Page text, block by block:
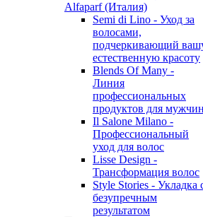
Alfaparf (Италия)
Semi di Lino - Уход за
волосами,
подчеркивающий
естественную красоту
Blends Of Many -
Линия
профессиональных
продуктов для мужчин
Il Salone Milano -
Профессиональный
уход для волос
Lisse Design -
Трансформация волос
Style Stories - Укладка
безупречным
результатом